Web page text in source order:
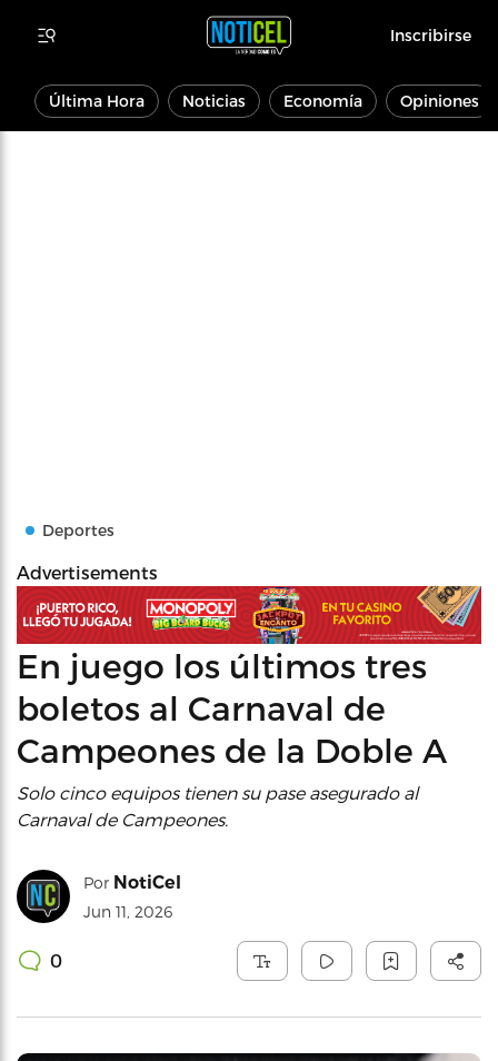
Inscribirse
Última Hora Noticias Economía Opiniones
Deportes
Advertisements
En juego los últimos tres
boletos al Carnaval de
Campeones de la Doble A
Solo cinco equipos tienen su pase asegurado al
Carnaval de Campeones.
Por NotiCel
Jun 11, 2026
0